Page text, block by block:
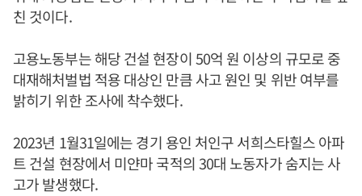
친 것이다.
고용노동부는 해당 건설 현장이 50억 원 이상의 규모로 중
대재해처벌법 적용 대상인 만큼 사고 원인 및 위반 여부를
밝히기 위한 조사에 착수했다.
2023년 1월31일에는 경기 용인 처인구 서희스타힐스 아파
트 건설 현장에서 미얀마 국적의 30대 노동자가 숨지는 사
고가 발생했다.